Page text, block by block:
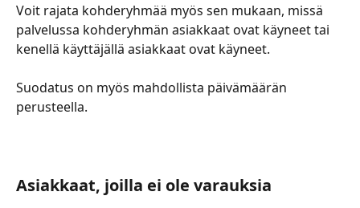
Voit rajata kohderyhmää myös sen mukaan, missä
palvelussa kohderyhmän asiakkaat ovat käyneet tai
kenellä käyttäjällä asiakkaat ovat käyneet.
Suodatus on myös mahdollista päivämäärän
perusteella.
Asiakkaat, joilla ei ole varauksia